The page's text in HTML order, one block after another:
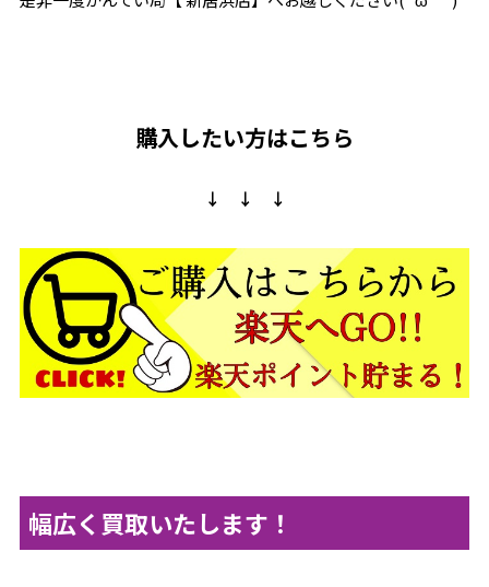
購入したい方はこちら
↓ ↓ ↓
幅広く買取いたします！